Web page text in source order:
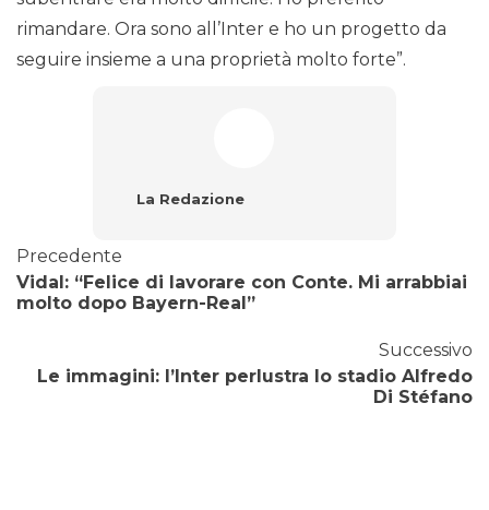
rimandare. Ora sono all’Inter e ho un progetto da
seguire insieme a una proprietà molto forte”.
La Redazione
Precedente
Vidal: “Felice di lavorare con Conte. Mi arrabbiai
molto dopo Bayern-Real”
Successivo
Le immagini: l’Inter perlustra lo stadio Alfredo
Di Stéfano